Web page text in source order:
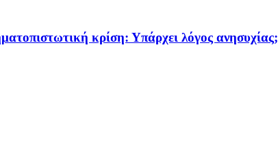
κρίση: Υπάρχει λόγος ανησυχίας;